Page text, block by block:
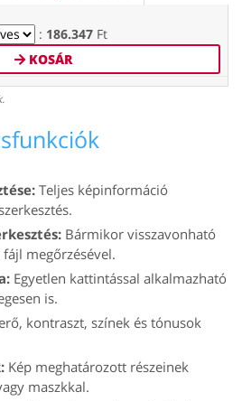
: 186.347 Ft
KOSÁR
Teljes képinformáció
Bármikor visszavonható
megőrzésével.
Egyetlen kattintással alkalmazható
is.
kontraszt, színek és tónusok
Kép meghatározott részeinek
maszkkal.